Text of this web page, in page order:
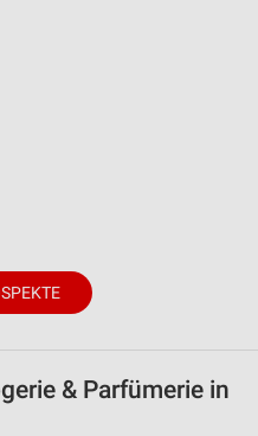
& Parfümerie in